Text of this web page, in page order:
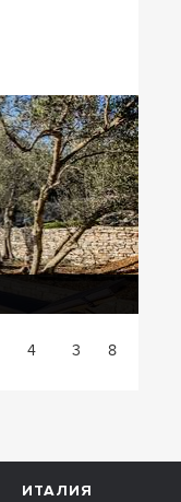
4 3 8
ИТАЛИЯ